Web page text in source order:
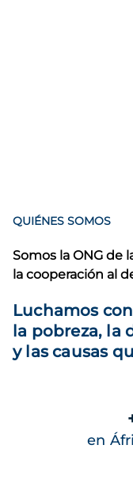
QUIÉNES SOMOS
Somos la ONG de
la cooperación al
Luchamos
la pobreza, la
y las causas
en